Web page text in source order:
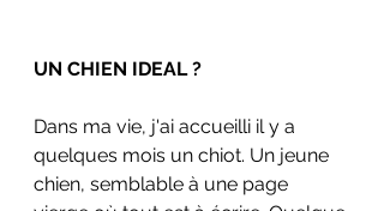
UN CHIEN IDEAL ?
Dans ma vie, j'ai accueilli il y a
quelques mois un chiot. Un jeune
chien, semblable à une page